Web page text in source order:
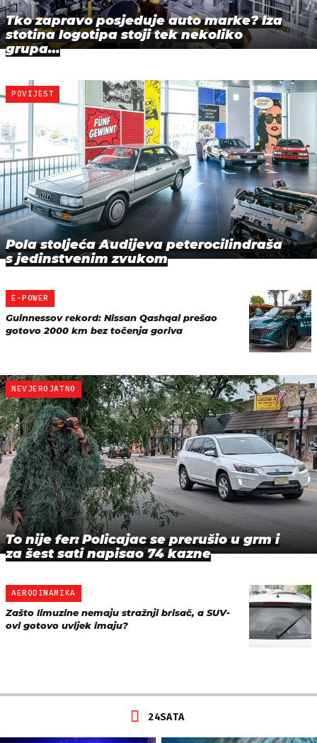
Tko zapravo posjeduje auto marke? Iza
stotina logotipa stoji tek nekoliko
grupa…
POVIJEST
Pola stoljeća Audijeva peterocilindraša
s jedinstvenim zvukom
E-POWER
Guinnessov rekord: Nissan Qashqai prešao
gotovo 2000 km bez točenja goriva
NEVJEROJATNO
To nije fer: Policajac se prerušio u grm i
za šest sati napisao 74 kazne
AERODINAMIKA
Zašto limuzine nemaju stražnji brisač, a SUV-
ovi gotovo uvijek imaju?